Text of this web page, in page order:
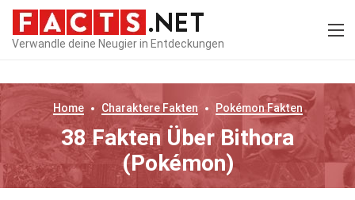
Verwandle deine Neugier in Entdeckungen
Home CharaktereFakten PokémonFakten
38 Fakten Über Bithora
(Pokémon)